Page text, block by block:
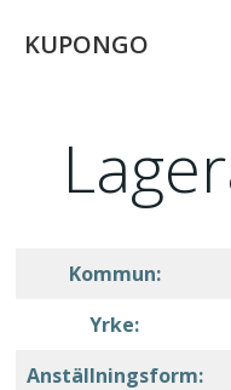
KUPONGO
Kommun:
Yrke:
Anställningsform: